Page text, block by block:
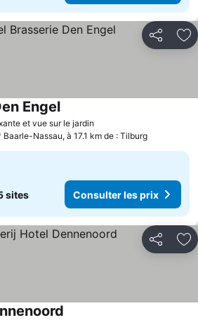
Partager
et vue sur le jardin
Engel
Baarle-Nassau, à 17.1 km de : Tilburg
sites Consulter les prix
Partager